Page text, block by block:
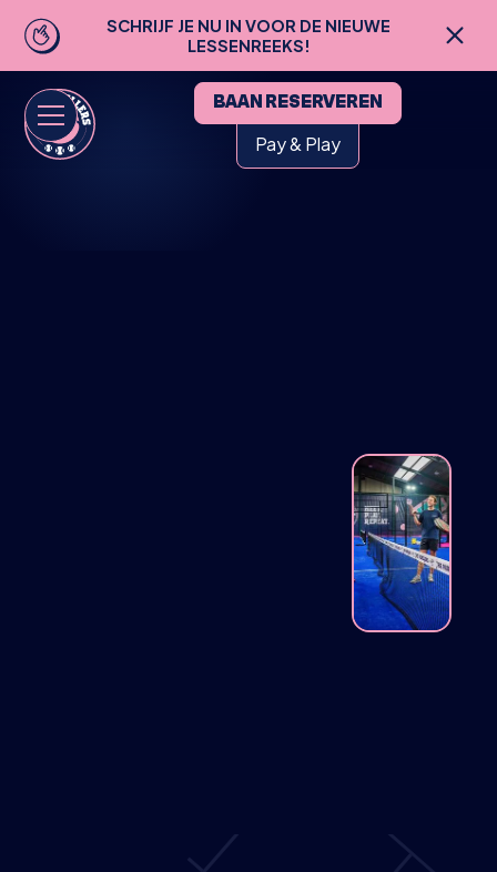
SCHRIJF JE NU IN VOOR DE NIEUWE
LESSENREEKS!
BAAN RESERVEREN
Pay & Play